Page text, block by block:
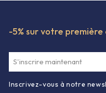
-5% sur votre première
Inscrivez-vous à notre